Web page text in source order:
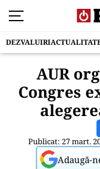
DEZVALUIRI
AUR
Congres
Publicat: 27 mart.
Adaugă-